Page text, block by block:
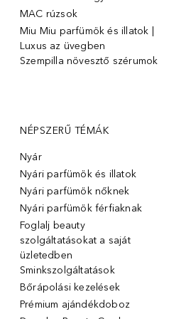
MAC rúzsok
Miu Miu parfümök és illatok |
Luxus az üvegben
Szempilla növesztő szérumok
NÉPSZERŰ TÉMÁK
Nyár
Nyári parfümök és illatok
Nyári parfümök nőknek
Nyári parfümök férfiaknak
Foglalj beauty
szolgáltatásokat a saját
üzletedben
Sminkszolgáltatások
Bőrápolási kezelések
Prémium ajándékdoboz